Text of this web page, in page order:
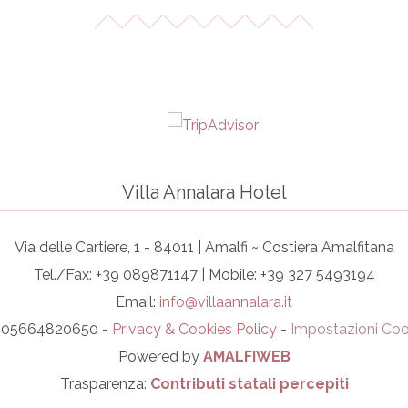
Villa Annalara Hotel
Via delle Cartiere, 1 - 84011 | Amalfi ~ Costiera Amalfitana
Tel./Fax: +39 089871147 | Mobile: +39 327 5493194
Email: info@villaannalara.it
05664820650 - Privacy & Cookies Policy - Impostazioni
Powered by AMALFIWEB
Trasparenza: Contributi statali percepiti